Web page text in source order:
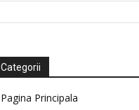
Categorii
Pagina Principala